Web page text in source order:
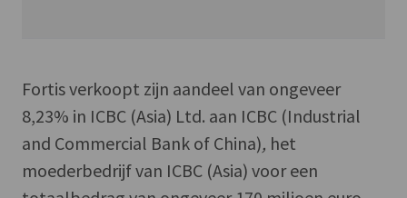
Fortis verkoopt zijn aandeel van ongeveer
8,23% in ICBC (Asia) Ltd. aan ICBC (Industrial
and Commercial Bank of China), het
moederbedrijf van ICBC (Asia) voor een